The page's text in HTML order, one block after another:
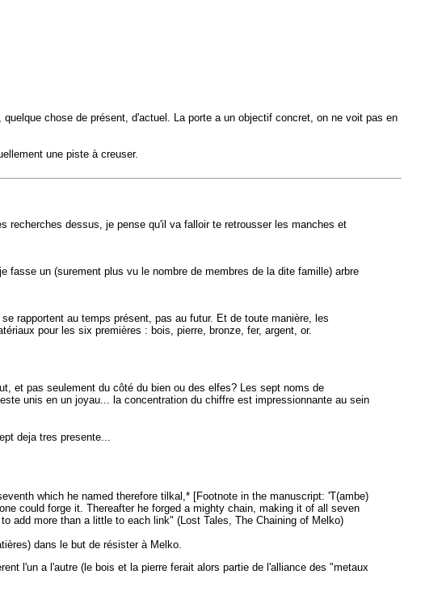
chose de présent, d'actuel. La porte a un objectif concret, on ne voit pas en
une piste à creuser.
recherches dessus, je pense qu'il va falloir te retrousser les manches et
un (surement plus vu le nombre de membres de la dite famille) arbre
rapportent au temps présent, pas au futur. Et de toute manière, les
pour les six premières : bois, pierre, bronze, fer, argent, or.
et pas seulement du côté du bien ou des elfes? Les sept noms de
unis en un joyau... la concentration du chiffre est impressionnante au sein
deja tres presente...
which he named therefore tilkal,* [Footnote in the manuscript: 'T(ambe)
could forge it. Thereafter he forged a mighty chain, making it of all seven
add more than a little to each link" (Lost Tales, The Chaining of Melko)
dans le but de résister à Melko.
l'un a l'autre (le bois et la pierre ferait alors partie de l'alliance des "metaux